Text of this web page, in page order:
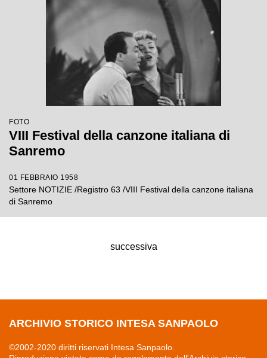
FOTO
VIII Festival della canzone italiana di
Sanremo
01 FEBBRAIO 1958
Settore NOTIZIE /Registro 63 /VIII Festival della canzone italiana
di Sanremo
successiva
ARCHIVIO STORICO INTESA SANPAOLO
©2002-2020 diritti riservati Intesa Sanpaolo.